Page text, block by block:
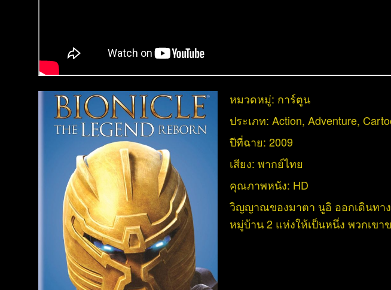
หมวดหมู่: การ์ตูน
ประเภท: Action, Adventure,
ปีที่ฉาย: 2009
เสียง: พากย์ไทย
คุณภาพหนัง: HD
วิญญาณของมาตา นูอิ ออกเดินทา
หมู่บ้าน 2 แห่งให้เป็นหนึ่ง พวกเข